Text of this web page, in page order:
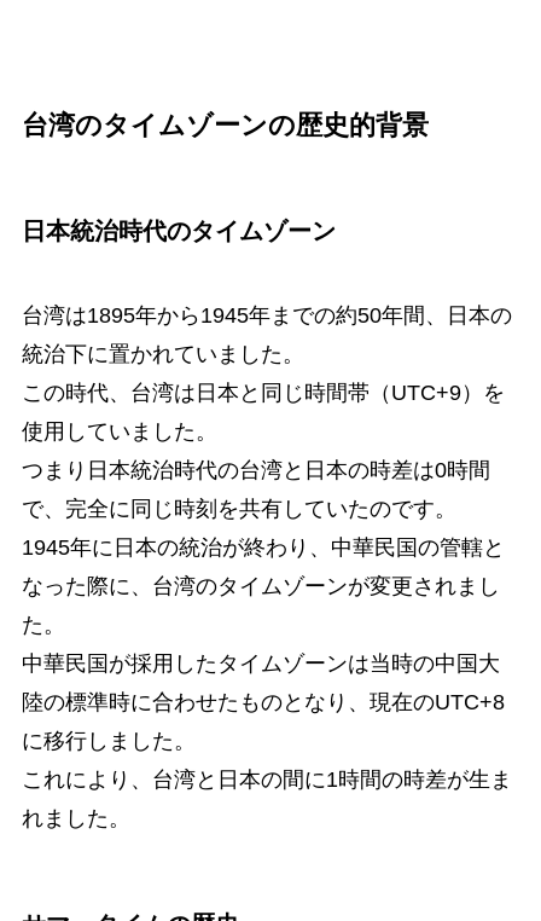
台湾のタイムゾーンの歴史的背景
日本統治時代のタイムゾーン
台湾は1895年から1945年までの約50年間、日本の
統治下に置かれていました。
この時代、台湾は日本と同じ時間帯（UTC+9）を
使用していました。
つまり日本統治時代の台湾と日本の時差は0時間
で、完全に同じ時刻を共有していたのです。
1945年に日本の統治が終わり、中華民国の管轄と
なった際に、台湾のタイムゾーンが変更されまし
た。
中華民国が採用したタイムゾーンは当時の中国大
陸の標準時に合わせたものとなり、現在のUTC+8
に移行しました。
これにより、台湾と日本の間に1時間の時差が生ま
れました。